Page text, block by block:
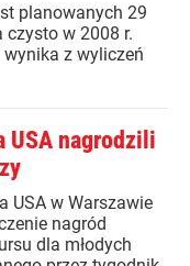
planowanych 29
czysto w 2008 r.
z wyliczeń
USA nagrodzili
USA w Warszawie
nagród
dla młodych